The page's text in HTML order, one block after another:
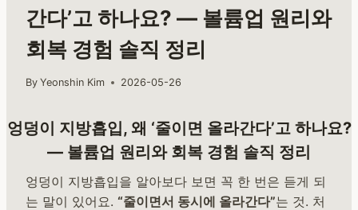
간다’고 하나요? — 볼륨업 원리와
회복 경험 솔직 정리
By Yeonshin Kim 2026-05-26
엉덩이 지방흡입, 왜 ‘줄이면 올라간다’고 하나요?
— 볼륨업 원리와 회복 경험 솔직 정리
엉덩이 지방흡입을 알아보다 보면 꼭 한 번은 듣게 되
는 말이 있어요. “줄이면서 동시에 올라간다”는 것. 처